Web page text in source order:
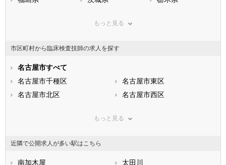
神奈川県
石川県
福井県
静岡県
滋賀県
大阪府
兵庫県
和歌山県
山口県
福岡県
佐賀県
熊本県
もっと見る
市区町村から臨床検査技師の求人を探す
名古屋市すべて
名古屋市千種区
名古屋市東区
名古屋市北区
名古屋市西区
名古屋市瑞穂区
名古屋市港区
名古屋市守山区
名古屋市緑区
もっと見る
近隣で公開求人が多い駅はこちら
南加木屋
太田川